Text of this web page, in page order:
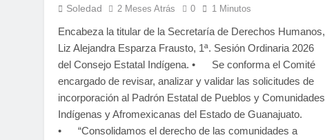
Soledad 2 Meses Atrás 0 1 Minutos
Encabeza la titular de la Secretaría de Derechos Humanos,
Liz Alejandra Esparza Frausto, 1ª. Sesión Ordinaria 2026
del Consejo Estatal Indígena. • Se conforma el Comité
encargado de revisar, analizar y validar las solicitudes de
incorporación al Padrón Estatal de Pueblos y Comunidades
Indígenas y Afromexicanas del Estado de Guanajuato.
• “Consolidamos el derecho de las comunidades a